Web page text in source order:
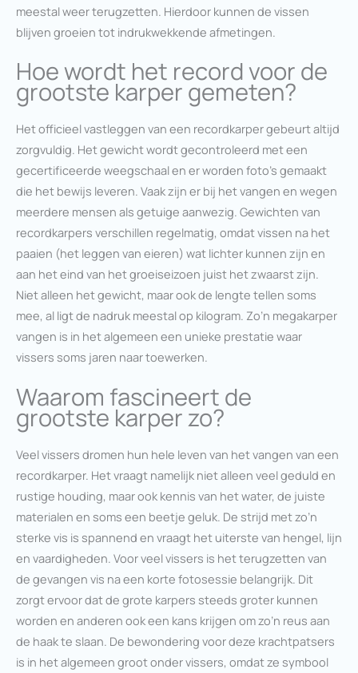
meestal weer terugzetten. Hierdoor kunnen de vissen
blijven groeien tot indrukwekkende afmetingen.
Hoe wordt het record voor de
grootste karper gemeten?
Het officieel vastleggen van een recordkarper gebeurt altijd
zorgvuldig. Het gewicht wordt gecontroleerd met een
gecertificeerde weegschaal en er worden foto’s gemaakt
die het bewijs leveren. Vaak zijn er bij het vangen en wegen
meerdere mensen als getuige aanwezig. Gewichten van
recordkarpers verschillen regelmatig, omdat vissen na het
paaien (het leggen van eieren) wat lichter kunnen zijn en
aan het eind van het groeiseizoen juist het zwaarst zijn.
Niet alleen het gewicht, maar ook de lengte tellen soms
mee, al ligt de nadruk meestal op kilogram. Zo’n megakarper
vangen is in het algemeen een unieke prestatie waar
vissers soms jaren naar toewerken.
Waarom fascineert de
grootste karper zo?
Veel vissers dromen hun hele leven van het vangen van een
recordkarper. Het vraagt namelijk niet alleen veel geduld en
rustige houding, maar ook kennis van het water, de juiste
materialen en soms een beetje geluk. De strijd met zo’n
sterke vis is spannend en vraagt het uiterste van hengel, lijn
en vaardigheden. Voor veel vissers is het terugzetten van
de gevangen vis na een korte fotosessie belangrijk. Dit
zorgt ervoor dat de grote karpers steeds groter kunnen
worden en anderen ook een kans krijgen om zo’n reus aan
de haak te slaan. De bewondering voor deze krachtpatsers
is in het algemeen groot onder vissers, omdat ze symbool